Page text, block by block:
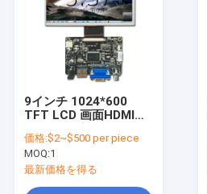
9インチ 1024*600
TFT LCD 画面HDMIド
価格:$2~$500 per piece
MOQ:1
最新価格を得る